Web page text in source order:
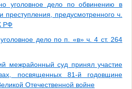
уголовное дело по обвинению в
преступления, предусмотренного ч.
РФ
дело по п. «в» ч. 4 ст. 264
межрайонный суд принял участие
посвященных 81-й годовщине
Отечественной войне